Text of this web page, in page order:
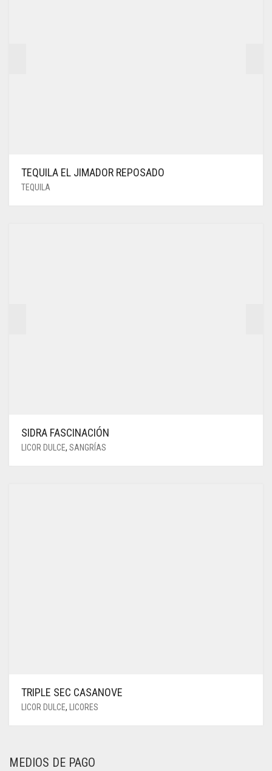
TEQUILA EL JIMADOR REPOSADO
TEQUILA
SIDRA FASCINACIÓN
LICOR DULCE, SANGRÍAS
TRIPLE SEC CASANOVE
LICOR DULCE, LICORES
MEDIOS DE PAGO